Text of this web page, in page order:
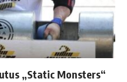
„Static Monsters“